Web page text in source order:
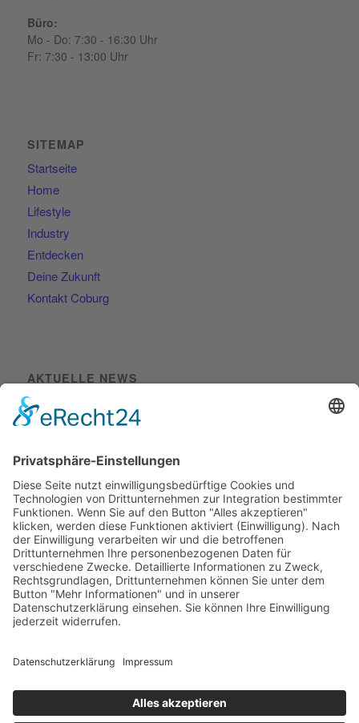
Büro:
Mo - Do: 7:30 - 16:30 Uhr
Fr: 7:30 - 13:00 Uhr
SITEMAP
Startseite
Home
Lifestyle
Industry
Entdecken
Deine Zukunft
Kontakt Coburg
AKTUELLE NEWS
Elektroniker Energie- und Gebäudetechnik
m/w/d in Bamberg30. Oktober 2025 - 17:44
Technischer Zeichner m/w/d28. Oktober 2025 - 11:07
Elektroniker Energie- und Gebäudetechnik m/w/d20.
Oktober 2025 - 11:13
©2026 Kirchner Elektrotechnik GmbH |Cookie-Einstellungen